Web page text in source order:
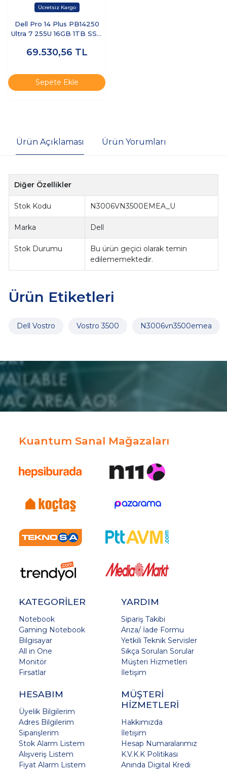
Dell Pro 14 Plus PB14250
Ultra 7 255U 16GB 1TB SSD
PB14250-UBU
69.530,56 TL
Sepete Ekle
Ürün Açıklaması Ürün Yorumları
Diğer Özellikler
Stok Kodu N3006VN3500EMEA_U
Marka Dell
Stok Durumu
Bu ürün geçici olarak temin
edilememektedir.
Ürün Etiketleri
Dell Vostro Vostro 3500 N3006vn3500emea
Kuantum Sanal Mağazaları
KATEGORİLER
Notebook
Gaming Notebook
Bilgisayar
All in One
Monitör
Fırsatlar
YARDIM
Sipariş Takibi
Arıza/ İade Formu
Yetkili Teknik Servisler
Sıkça Sorulan Sorular
Müşteri Hizmetleri
İletişim
HESABIM
Üyelik Bilgilerim
Adres Bilgilerim
Siparişlerim
Stok Alarm Listem
Alışveriş Listem
Fiyat Alarm Listem
MÜŞTERİ
HİZMETLERİ
Hakkımızda
İletişim
Hesap Numaralarımız
K.V.K.K Politikası
Anında Digital Kredi